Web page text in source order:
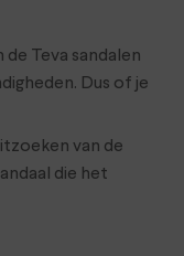
Teva sandalen
Dus of je
van de
die het